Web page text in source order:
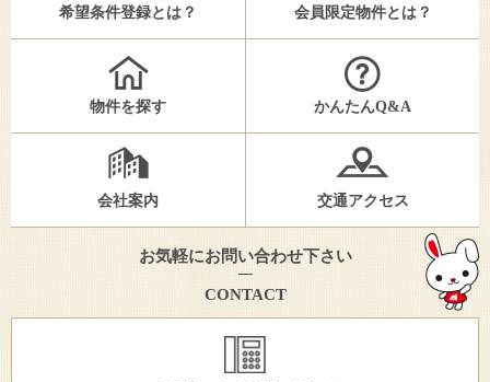
希望条件登録とは？ 会員限定物件とは？
物件を探す かんたんQ&A
会社案内 交通アクセス
お気軽にお問い合わせ下さい
CONTACT